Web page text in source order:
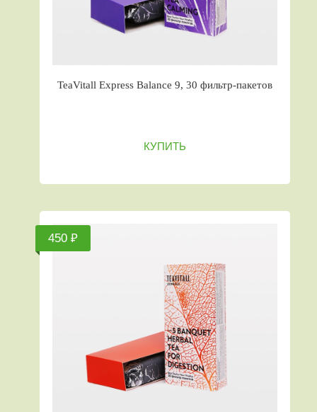
TeaVitall Express Balance 9, 30 фильтр-пакетов
КУПИТЬ
450 ₽